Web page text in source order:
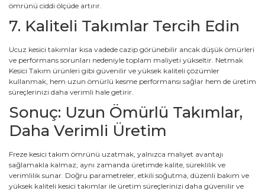
ömrünü ciddi ölçüde artırır.
7. Kaliteli Takımlar Tercih Edin
Ucuz kesici takımlar kısa vadede cazip görünebilir ancak düşük ömürleri
ve performans sorunları nedeniyle toplam maliyeti yükseltir. Netmak
Kesici Takım ürünleri gibi güvenilir ve yüksek kaliteli çözümler
kullanmak, hem uzun ömürlü kesme performansı sağlar hem de üretim
süreçlerinizi daha verimli hale getirir.
Sonuç: Uzun Ömürlü Takımlar,
Daha Verimli Üretim
Freze kesici takım ömrünü uzatmak, yalnızca maliyet avantajı
sağlamakla kalmaz; aynı zamanda üretimde kalite, süreklilik ve
verimlilik sunar. Doğru parametreler, etkili soğutma, düzenli bakım ve
yüksek kaliteli kesici takımlar ile üretim süreçlerinizi daha güvenilir ve